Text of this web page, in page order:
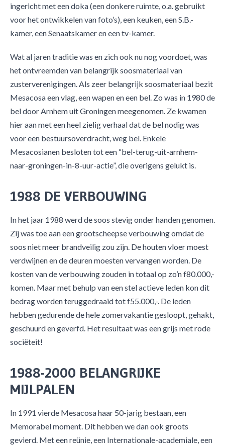
ingericht met een doka (een donkere ruimte, o.a. gebruikt
voor het ontwikkelen van foto’s), een keuken, een S.B.-
kamer, een Senaatskamer en een tv-kamer.
Wat al jaren traditie was en zich ook nu nog voordoet, was
het ontvreemden van belangrijk soosmateriaal van
zusterverenigingen. Als zeer belangrijk soosmateriaal bezit
Mesacosa een vlag, een wapen en een bel. Zo was in 1980 de
bel door Arnhem uit Groningen meegenomen. Ze kwamen
hier aan met een heel zielig verhaal dat de bel nodig was
voor een bestuursoverdracht, weg bel. Enkele
Mesacosianen besloten tot een “bel-terug-uit-arnhem-
naar-groningen-in-8-uur-actie”, die overigens gelukt is.
1988 DE VERBOUWING
In het jaar 1988 werd de soos stevig onder handen genomen.
Zij was toe aan een grootscheepse verbouwing omdat de
soos niet meer brandveilig zou zijn. De houten vloer moest
verdwijnen en de deuren moesten vervangen worden. De
kosten van de verbouwing zouden in totaal op zo’n f80.000,-
komen. Maar met behulp van een stel actieve leden kon dit
bedrag worden teruggedraaid tot f55.000,-. De leden
hebben gedurende de hele zomervakantie gesloopt, gehakt,
geschuurd en geverfd. Het resultaat was een grijs met rode
sociëteit!
1988-2000 BELANGRIJKE
MIJLPALEN
In 1991 vierde Mesacosa haar 50-jarig bestaan, een
Memorabel moment. Dit hebben we dan ook groots
gevierd. Met een reünie, een Internationale-academiale, een